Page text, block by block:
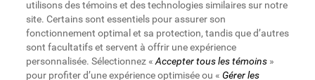
RBC offre des taux concurrentiels et des conseils
personnalisés qui vous aideront à gérer vos liquidités et à
réduire votre dette.
utilisons des témoins et des technologies similaires sur notre
site. Certains sont essentiels pour assurer son
fonctionnement optimal et sa protection, tandis que d’autres
sont facultatifs et servent à offrir une expérience
personnalisée. Sélectionnez « Accepter tous les témoins»
pour profiter d’une expérience optimisée ou « Gérer les